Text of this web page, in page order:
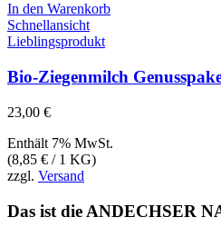
In den Warenkorb
Schnellansicht
Lieblingsprodukt
Bio-Ziegenmilch
23,00 €
Enthält 7% MwSt.
(8,85 € / 1 KG)
zzgl. Versand
Das ist die ANDECHSER